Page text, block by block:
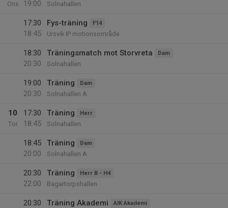
Ons
19:00
Solnahallen
17:30
18:45
Fys-träning F14
Ursvik IP motionsområde
18:30
20:30
Träningsmatch mot Storvreta Dam
Solnahallen
19:00
20:30
Träning Dam
Solnahallen A
10
Tor
17:30
18:45
Träning Herr
Solnahallen
18:45
20:00
Träning Dam
Solnahallen A
20:30
22:00
Träning Herr B - H4
Bagartorpshallen
20:30
Träning Akademi AIK Akademi